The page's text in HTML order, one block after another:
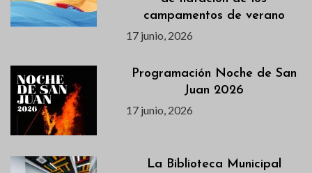
campamentos de verano
17 junio, 2026
Programación Noche de San
Juan 2026
17 junio, 2026
La Biblioteca Municipal